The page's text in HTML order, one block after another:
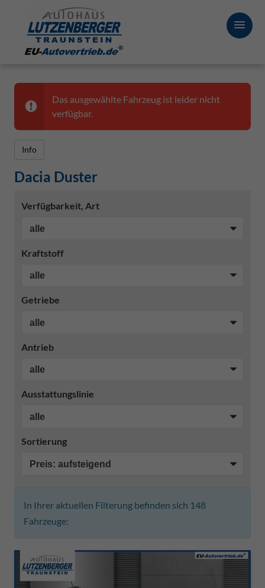
Das ausgewählte Fahrzeug ist leider nicht
verfügbar.
Info
Dacia Duster
Verfügbarkeit, Art
Kraftstoff
Getriebe
Antrieb
Ausstattungslinie
Sortierung
In Ihrer aktuellen Filterung befinden sich 148
Fahrzeuge: